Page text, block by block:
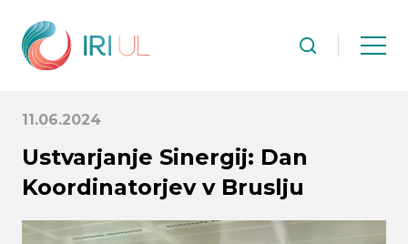
11.06.2024
Ustvarjanje Sinergij: Dan
Koordinatorjev v Bruslju